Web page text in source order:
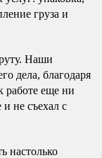
груза и
Наши
дела, благодаря
еще ни
и не съехал с
настолько